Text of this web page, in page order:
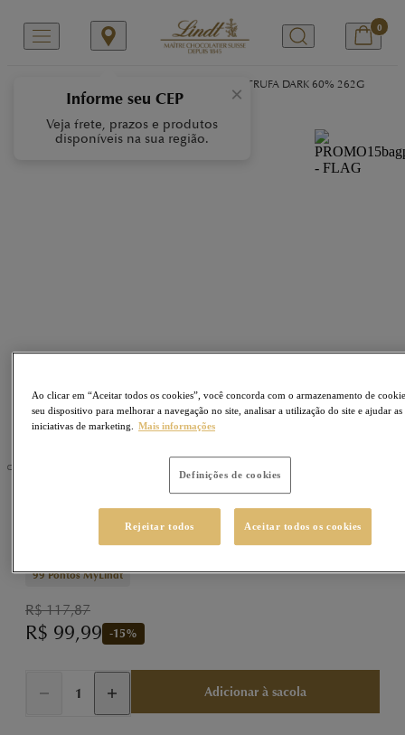
×
Informe seu CEP
Veja frete, prazos e produtos
disponíveis na sua região.
0
LINDOR TRUFA DARK 60% 262G
Sku77770205
LINDOR Trufa Dark 60% 262g
99Pontos MyLindt
R$ 117,87
R$ 99,99 -15%
Adicionar à sacola
Ao clicar em “Aceitar todos os cookies”, você concorda com o armazenamento de
seu dispositivo para melhorar a navegação no site, analisar a utilização do site e ajudar as
iniciativas de marketing.
Mais informações
Definições de cookies
Rejeitar todos Aceitar todos os cookies